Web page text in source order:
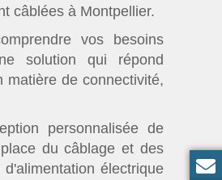
câblées à Montpellier.
vos besoins
solution qui répond
matière de connectivité,
personnalisée de
du câblage et des
électrique